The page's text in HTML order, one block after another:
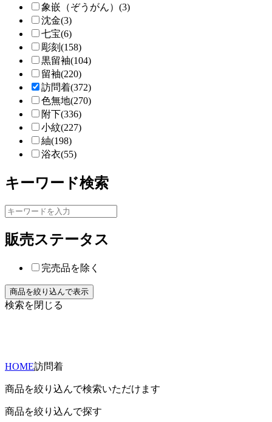
象嵌（ぞうがん）(3)
沈金(3)
七宝(6)
彫刻(158)
黒留袖(104)
留袖(220)
訪問着(372)
色無地(270)
附下(336)
小紋(227)
紬(198)
浴衣(55)
キーワード検索
販売ステータス
完売品を除く
検索を閉じる
HOME訪問着
商品を絞り込んで検索いただけます
商品を絞り込んで探す